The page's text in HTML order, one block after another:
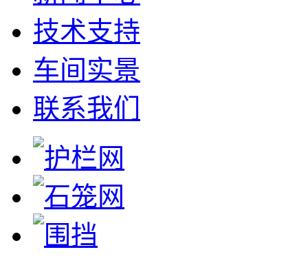
技术支持
车间实景
联系我们